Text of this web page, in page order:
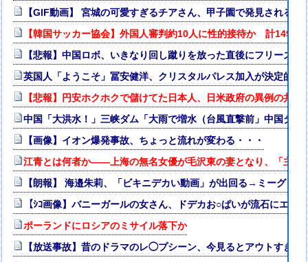
【GIF動画】 宮城の可愛すぎるチアさん、甲子園で発見される
【韓国サッカー協会】外国人審判約10人に性的接待か 計1496
【悲報】中国ロボ、いきなり回し蹴りを放った直後にフリーズｗ
英国人「ようこそ」冨安健洋、クリスタルパレス加入が決定的
【悲報】円安ホクホクで儲けてた日本人、日米政府の異例の共
中国「大洪水！」三峡ダム「大雨で増水（台風直撃前」中国ダ
【画像】イオン爆発事故、ちょっと流れが変わる・・・
江青とは何者か——上海の無名女優が毛沢東の妻となり、「主席
【朗報】 海邉朱莉、「ビキニデカい動画」が出回る→ミーグリ
【ｼｺ画像】バニーガールの女さん、ドデカお○ぱいが流石にエ口
ポーランドにロシアのミサイル落下か
【放送事故】昔のドラマのレ◯プシーン、今見るとアウトすぎる